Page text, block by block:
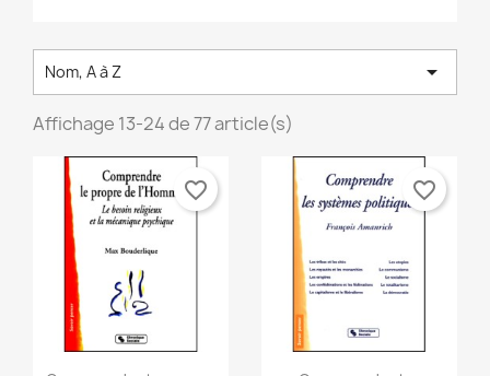
Nom, A à Z 
Affichage 13-24 de 77 article(s)
favorite_border favorite_border